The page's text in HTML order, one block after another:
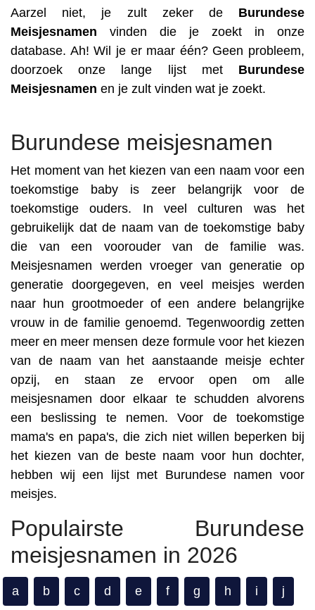
Aarzel niet, je zult zeker de Burundese
Meisjesnamen vinden die je zoekt in onze
database. Ah! Wil je er maar één? Geen probleem,
doorzoek onze lange lijst met Burundese
Meisjesnamen en je zult vinden wat je zoekt.
Burundese meisjesnamen
Het moment van het kiezen van een naam voor een
toekomstige baby is zeer belangrijk voor de
toekomstige ouders. In veel culturen was het
gebruikelijk dat de naam van de toekomstige baby
die van een voorouder van de familie was.
Meisjesnamen werden vroeger van generatie op
generatie doorgegeven, en veel meisjes werden
naar hun grootmoeder of een andere belangrijke
vrouw in de familie genoemd. Tegenwoordig zetten
meer en meer mensen deze formule voor het kiezen
van de naam van het aanstaande meisje echter
opzij, en staan ze ervoor open om alle
meisjesnamen door elkaar te schudden alvorens
een beslissing te nemen. Voor de toekomstige
mama's en papa's, die zich niet willen beperken bij
het kiezen van de beste naam voor hun dochter,
hebben wij een lijst met Burundese namen voor
meisjes.
Populairste Burundese
meisjesnamen in 2026
a b c d e f g h i j